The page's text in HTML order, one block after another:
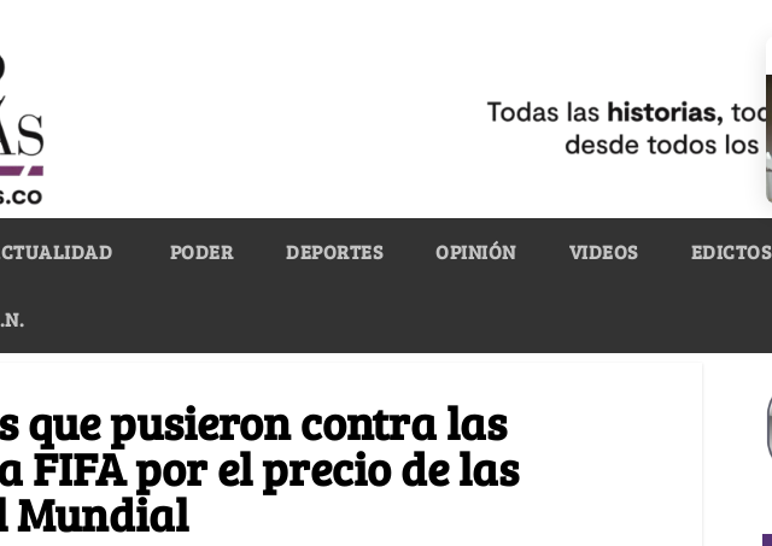
PODER DEPORTES OPINIÓN VIDEOS EDICTOS
que pusieron contra las
FIFA por el precio de las
Mundial